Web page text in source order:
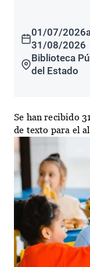
01/07/2026
31/08/2026
Biblioteca
del Estado
Se han recibido
de texto para el